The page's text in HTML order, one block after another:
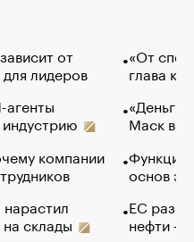
от
лидеров
компании
склады
«От
глава
«Деньги
Маск в
Функции
основ
ЕС
нефти —